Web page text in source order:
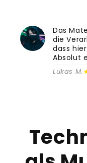
Das
die
dass
Absolut
Lukas M.